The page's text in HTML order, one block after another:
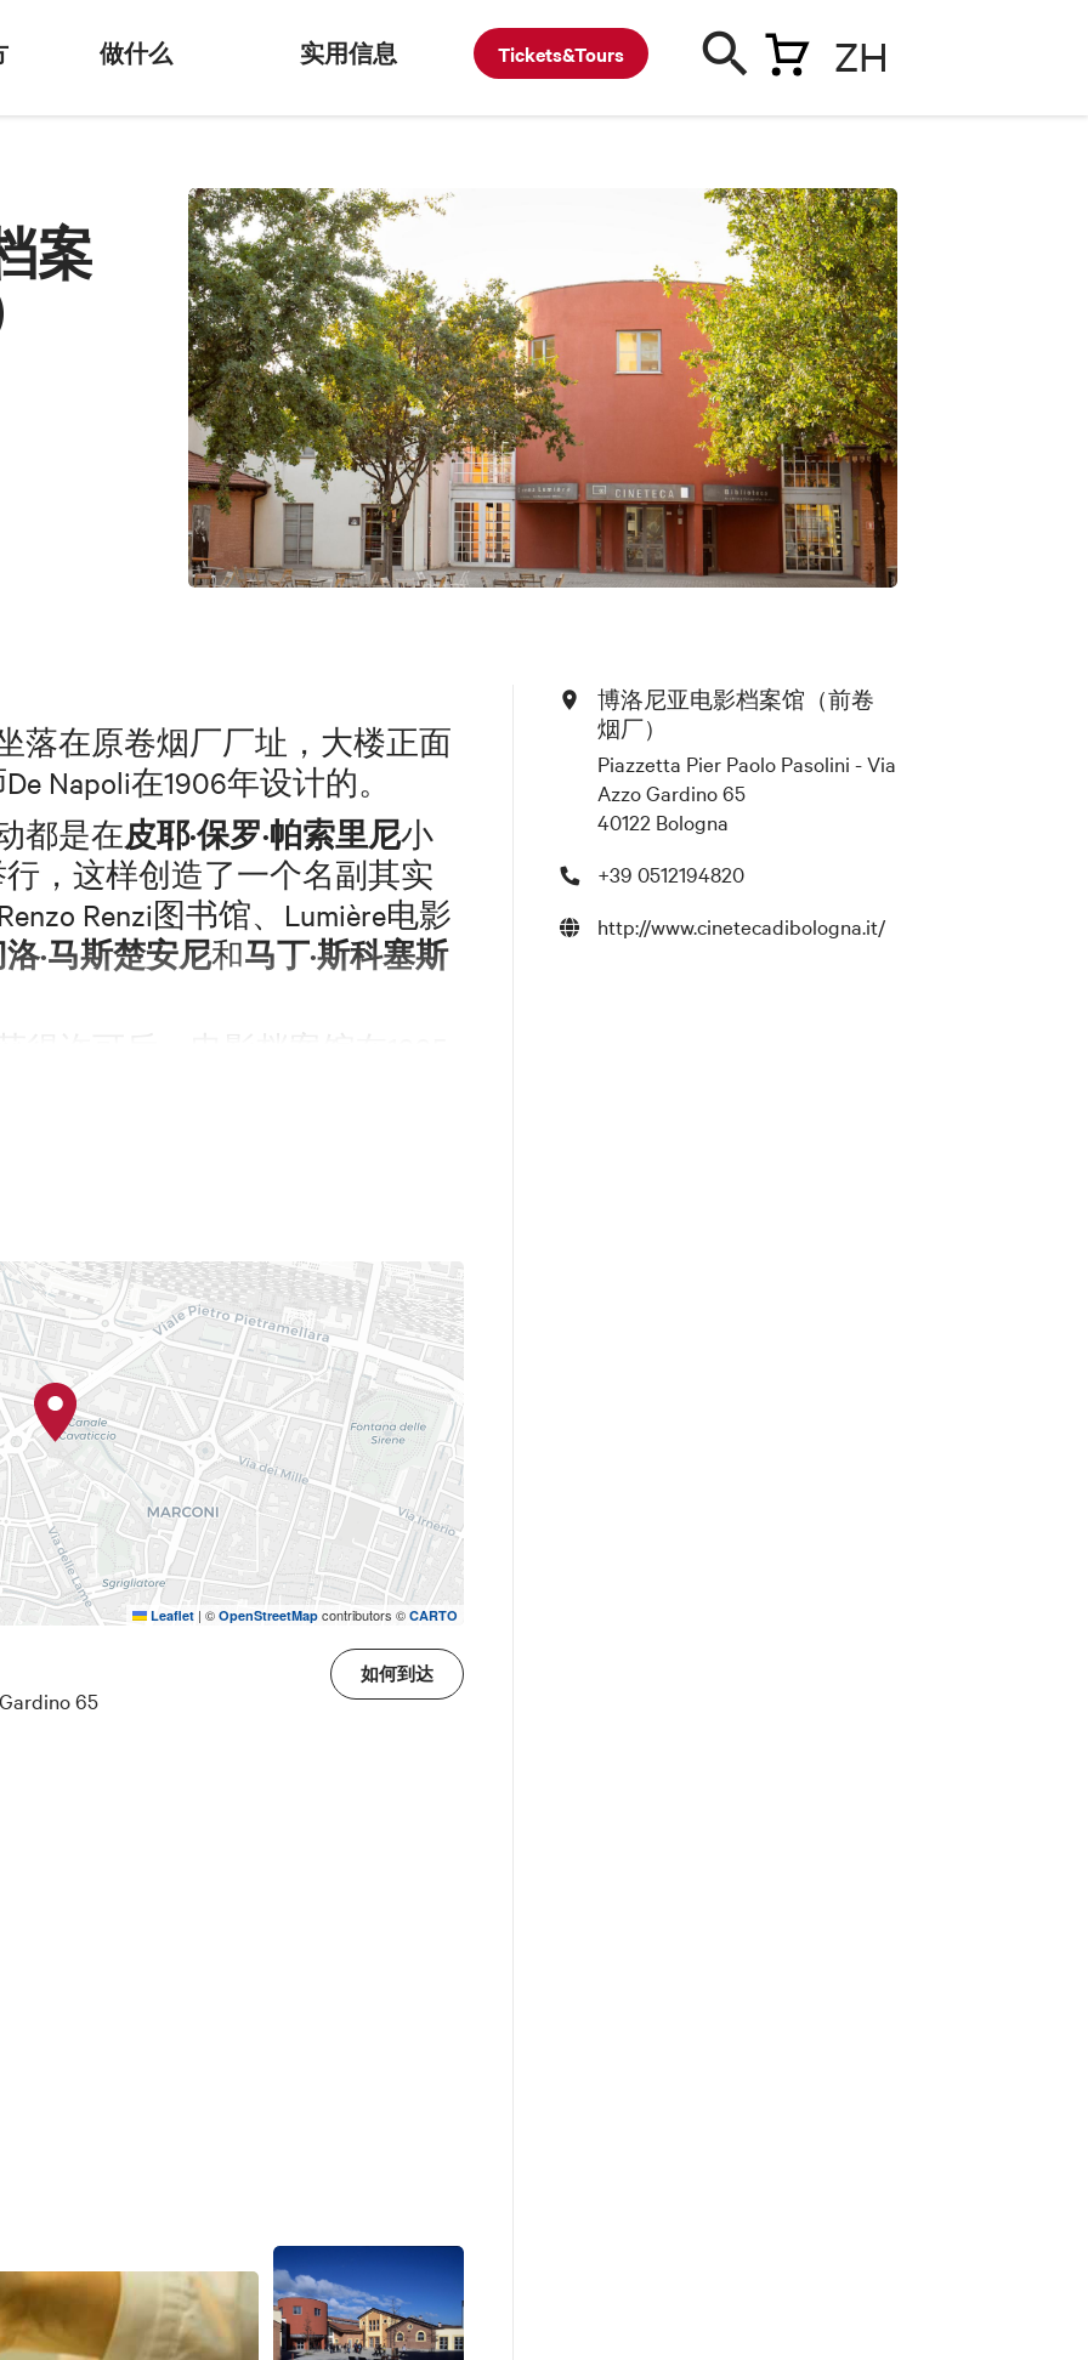
做什么 实用信息 Tickets&Tours ZH
案
在原卷烟厂厂址，大楼正面
Napoli在1906年设计的。
都是在皮耶·保罗·帕索里尼小
，这样创造了一个名副其实
Renzi图书馆、Lumière电影
·马斯楚安尼和马丁·斯科塞斯
、推广、教学、研究电影或
馆向广大群众尤其是青少年
电影节或电影展出，其中包括
归）。
出了一项在马焦雷广场举办
大屏幕放映多种类的电影，
再到最近的新电影。
Leaflet | ©OpenStreetMap contributors ©CARTO
65
如何到达
博洛尼亚电影档案馆（前卷
烟厂）
Piazzetta Pier Paolo Pasolini - Via
Azzo Gardino 65
40122 Bologna
+39 0512194820
http://www.cinetecadibologna.it/